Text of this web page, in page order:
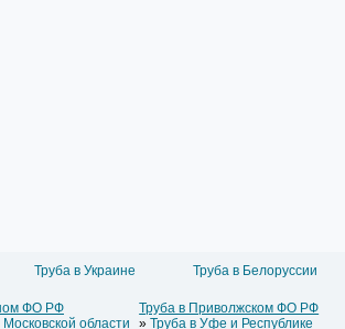
Труба в Украине
Труба в Белоруссии
Труба в Армении
Труба в Греции
ФО РФ
области
Труба в Приволжском ФО РФ
Труба в Уфе и Республике